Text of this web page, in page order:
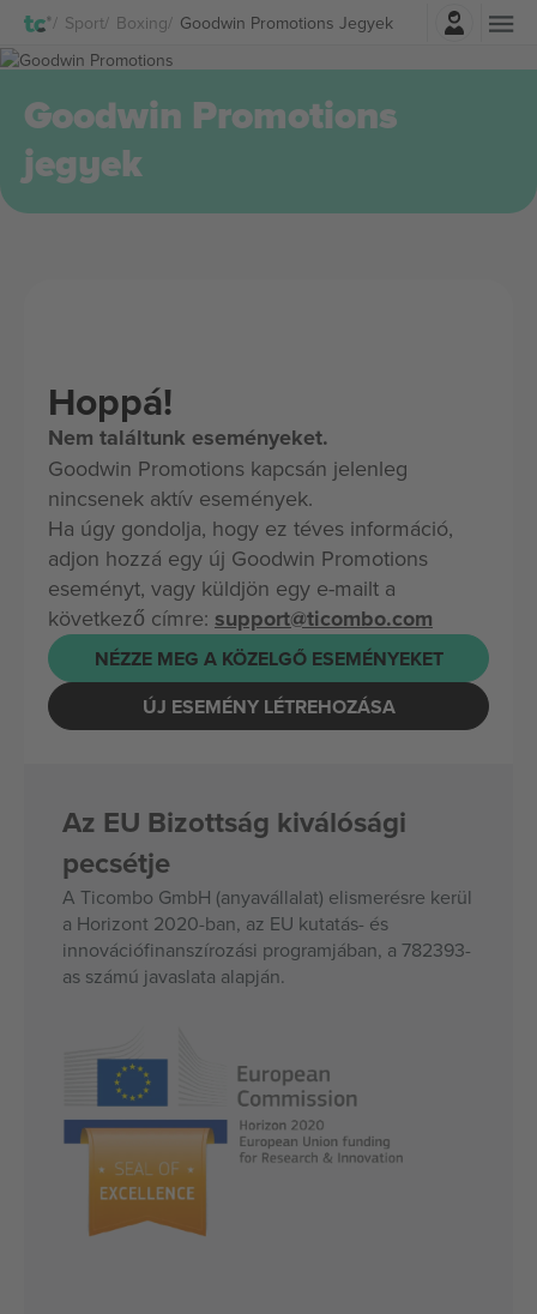
Sport Boxing Goodwin Promotions Jegyek
Belépés
Goodwin Promotions
jegyek
Hoppá!
Nem találtunk eseményeket.
Goodwin Promotions kapcsán jelenleg
nincsenek aktív események.
Ha úgy gondolja, hogy ez téves információ,
adjon hozzá egy új Goodwin Promotions
eseményt, vagy küldjön egy e-mailt a
következő címre: support@ticombo.com
NÉZZE MEG A KÖZELGŐ ESEMÉNYEKET
ÚJ ESEMÉNY LÉTREHOZÁSA
Az EU Bizottság kiválósági
pecsétje
A Ticombo GmbH (anyavállalat) elismerésre kerül
a Horizont 2020-ban, az EU kutatás- és
innovációfinanszírozási programjában, a 782393-
as számú javaslata alapján.